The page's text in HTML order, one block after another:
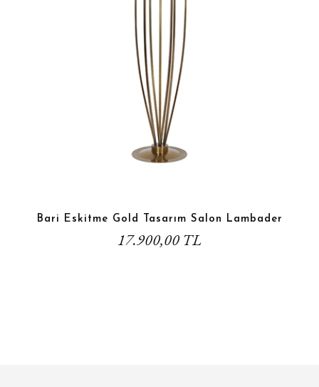
Bari Eskitme Gold Tasarım Salon Lambader
17.900,00 TL